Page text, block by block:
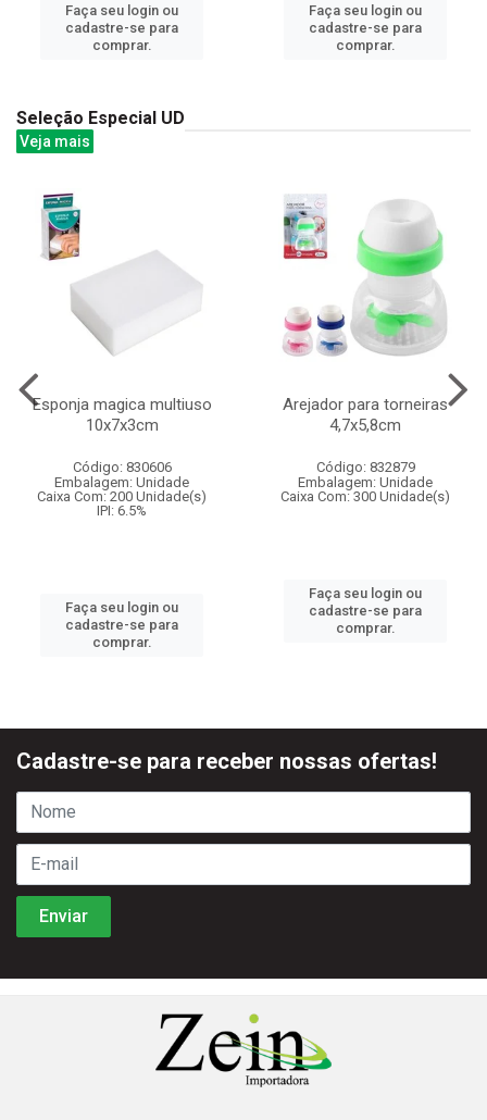
Faça seu login ou
cadastre-se para
comprar.
Faça seu login ou
cadastre-se para
comprar.
Seleção Especial UD
Veja mais
Esponja magica multiuso
10x7x3cm
Código: 830606
Embalagem: Unidade
Caixa Com: 200 Unidade(s)
IPI: 6.5%
Faça seu login ou
cadastre-se para
comprar.
Arejador para torneiras
4,7x5,8cm
Código: 832879
Embalagem: Unidade
Caixa Com: 300 Unidade(s)
Faça seu login ou
cadastre-se para
comprar.
Cadastre-se para receber nossas ofertas!